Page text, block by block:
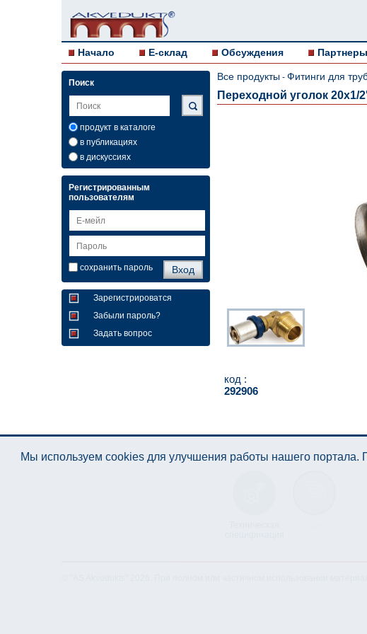
Начало E-склад Обсуждения Партнеры
Поиск
продукт в каталоге
в публикациях
в дискуссиях
Регистрированным
пользователям
сохранить пароль
Зарегистрироватся
Забыли пароль?
Задать вопрос
Все продукты - Фитинги для
Переходной уголок 20x1/
код :
292906
Мы используем cookies для улучшения работы нашего портала.